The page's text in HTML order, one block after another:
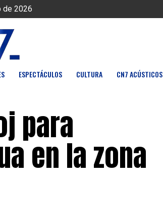
de 2026
ESPECTÁCULOS CULTURA CN7 ACÚSTICOS
para
en la zona